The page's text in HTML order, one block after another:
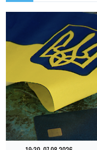
созданию Сети
Алена Ткалич